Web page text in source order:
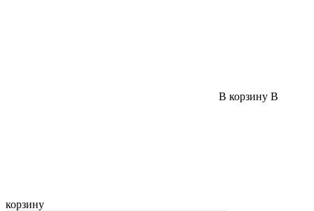
В корзину В
корзину